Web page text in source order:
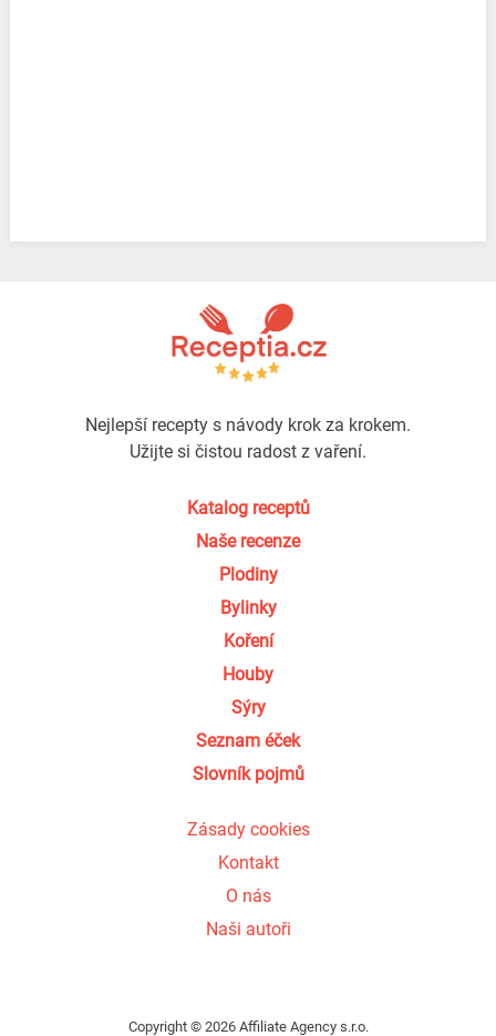
Nejlepší recepty s návody krok za krokem.
Užijte si čistou radost z vaření.
Katalog receptů
Naše recenze
Plodiny
Bylinky
Koření
Houby
Sýry
Seznam éček
Slovník pojmů
Zásady cookies
Kontakt
O nás
Naši autoři
Copyright © 2026 Affiliate Agency s.r.o.